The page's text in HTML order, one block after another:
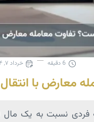
6 دقیقه خرداد ۷, ۱۴۰۴
معارض با
نسبت به یک مال